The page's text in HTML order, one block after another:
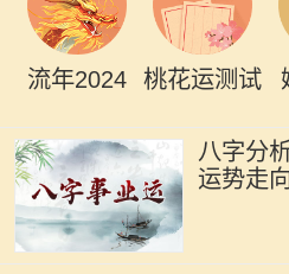
流年2024 桃花运测试
八字分
运势走